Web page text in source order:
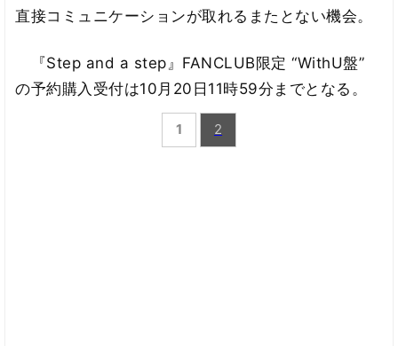
直接コミュニケーションが取れるまたとない機会。
『Step and a step』FANCLUB限定 “WithU盤”
の予約購入受付は10月20日11時59分までとなる。
1 2